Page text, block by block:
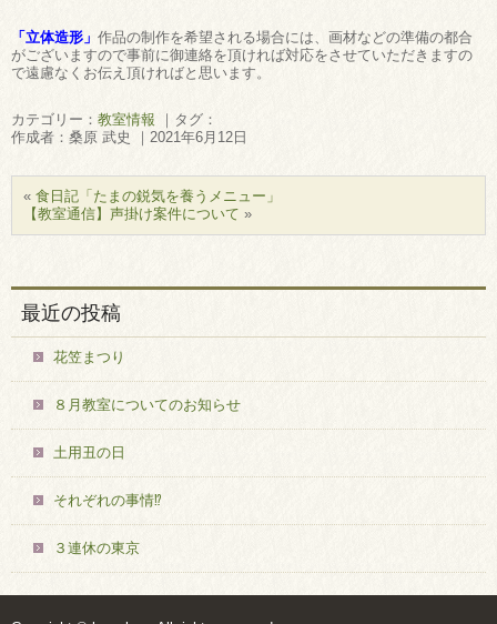
「立体造形」 作品の制作を希望される場合には、画材などの準備の都合
がございますので事前に御連絡を頂ければ対応をさせていただきますの
で遠慮なくお伝え頂ければと思います。
カテゴリー： 教室情報 ｜タグ：
作成者：桑原 武史 ｜2021年6月12日
« 食日記「たまの鋭気を養うメニュー」
【教室通信】声掛け案件について »
最近の投稿
花笠まつり
８月教室についてのお知らせ
土用丑の日
それぞれの事情⁉
３連休の東京